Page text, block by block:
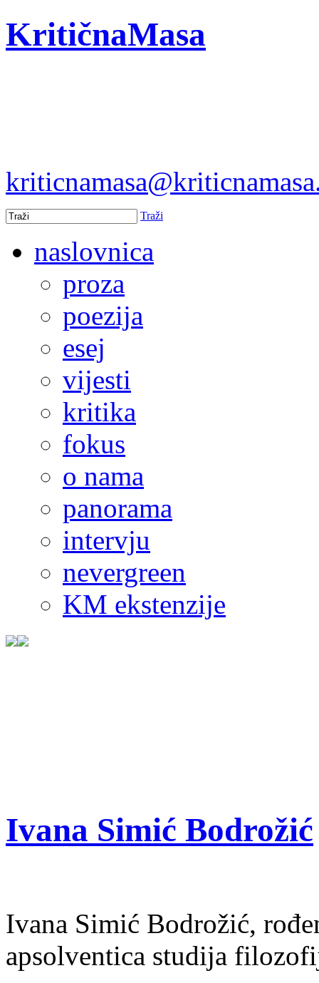
KritičnaMasa
Traži
naslovnica
proza
poezija
esej
vijesti
kritika
fokus
o nama
panorama
intervju
nevergreen
KM ekstenzije
Ivana Simić Bodrožić
Ivana Simić Bodrožić,
apsolventica studija